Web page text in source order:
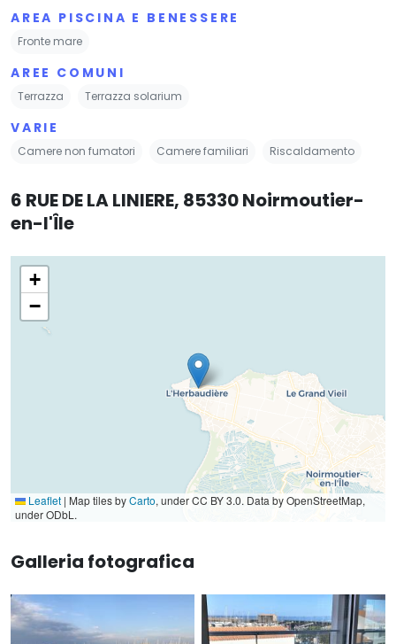
AREA PISCINA E BENESSERE
Fronte mare
AREE COMUNI
Terrazza Terrazza solarium
VARIE
Camere non fumatori Camere familiari Riscaldamento
6 RUE DE LA LINIERE, 85330 Noirmoutier-
en-l'Île
+
−
Leaflet | Map tiles byCarto, under CC BY 3.0. Data by OpenStreetMap,
under ODbL.
Galleria fotografica